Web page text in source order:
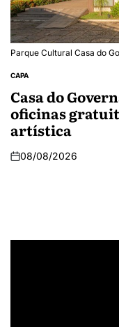
Parque Cultural Casa do
CAPA
Casa do
oficinas
artística
08/08/2026